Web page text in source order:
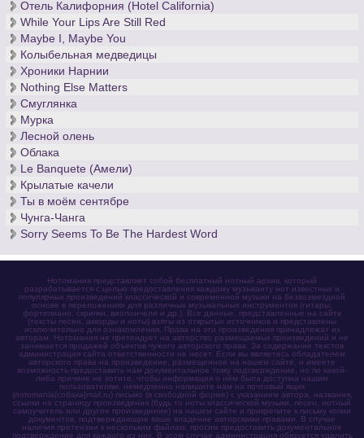
Отель Калифорния (Hotel California)
While Your Lips Are Still Red
Maybe I, Maybe You
Колыбельная медведицы
Хроники Нарнии
Nothing Else Matters
Смуглянка
Мурка
Лесной олень
Облака
Le Banquete (Амели)
Крылатые качели
Ты в моём сентябре
Чунга-Чанга
Sorry Seems To Be The Hardest Word
Нотомания представляет собой бесплатный нотный архив, который
разрабатывается с целью предоставления каждому музыканту нот известных и
популярных произведений классической и современной музыки на безвозмездной
основе в переложениях для различных музыкальных инструментов (гитары,
фортепиано, скрипки, виолончели и др.). Все данные, представленные на сайте
(тексты песен, аккорды и ноты) взяты из открытых источников и представлены
исключительно для ознакомления. Права на эти произведения принадлежат их
авторам. Нотомания не претендует на авторство размещаемых произведений и не
занимается продажей объектов чужого авторского права. За содержание текстов
администрация сайта ответственности не несет. Если вы являетесь обладателем
авторского права на произведение, размещенное на нашем сайте, и имеете
возможность предоставить нам документальное тому подтверждение, но по какой-
либо причине не хотите, чтобы информация о нём была доступна нашим
пользователям, немедленно напишите нам на почтовый ящик
(notomania[собака]mail.ru) письмо (в свободной форме) с указанием автора, названия,
ссылки на страницу произведения (будь то ноты классической музыки, песен, нотный
самоучитель или другое произведение) на нашем сайте и прикрепите к письму копии
документов, подтверждающие ваше владение авторскими правами. В случае
наличия претензии к нескольким файлам, просим предоставить документальное
подтверждение для каждого из них. В этом случае администрация обязуется удалить